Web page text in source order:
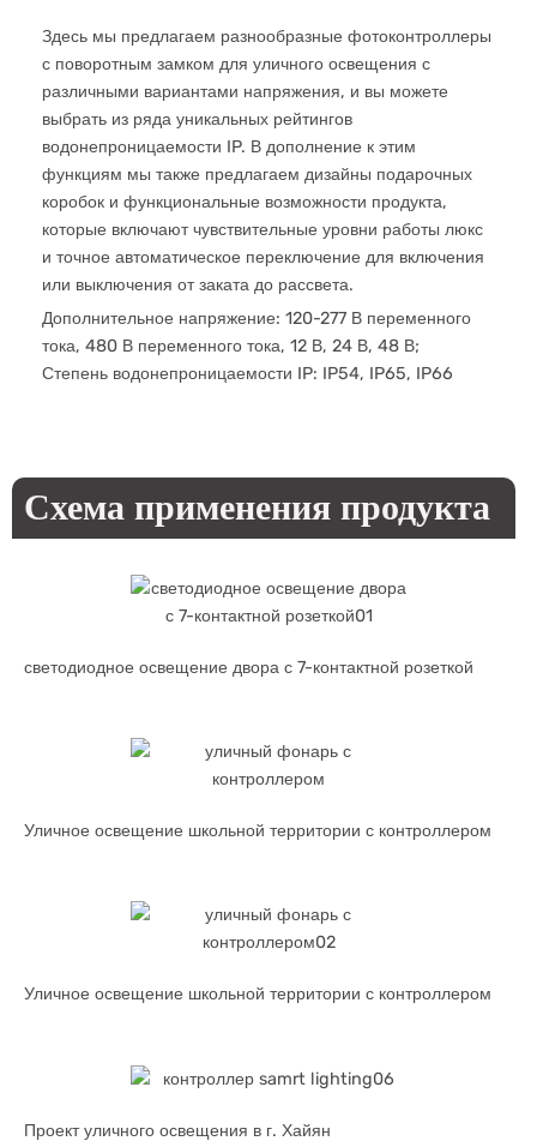
Здесь мы предлагаем разнообразные фотоконтроллеры
с поворотным замком для уличного освещения с
различными вариантами напряжения, и вы можете
выбрать из ряда уникальных рейтингов
водонепроницаемости IP. В дополнение к этим
функциям мы также предлагаем дизайны подарочных
коробок и функциональные возможности продукта,
которые включают чувствительные уровни работы люкс
и точное автоматическое переключение для включения
или выключения от заката до рассвета.
Дополнительное напряжение: 120-277 В переменного
тока, 480 В переменного тока, 12 В, 24 В, 48 В;
Степень водонепроницаемости IP: IP54, IP65, IP66
Схема применения продукта
светодиодное освещение двора с 7-контактной розеткой
Уличное освещение школьной территории с контроллером
Уличное освещение школьной территории с контроллером
Проект уличного освещения в г. Хайян